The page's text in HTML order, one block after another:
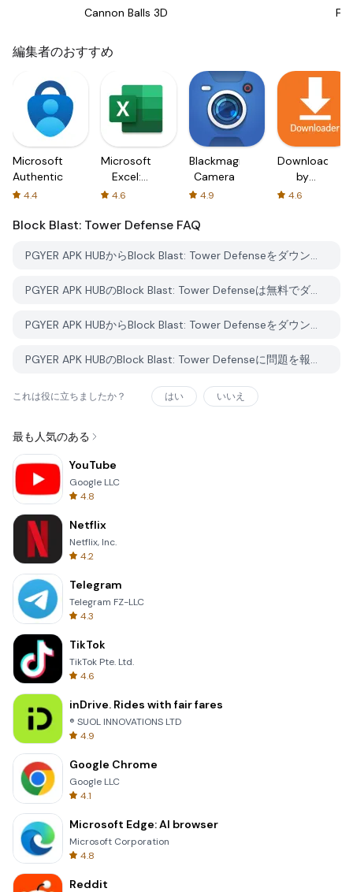
Cannon Balls 3D
編集者のおすすめ
Microsoft
Authenticator
4.4
Microsoft
Excel:
Spreadsheets
4.6
Blackmagic
Camera
4.9
Downloader
by
AFTVnews
4.6
Block Blast: Tower Defense FAQ
PGYER APK HUBからBlock Blast: Tower Defenseをダウンロードする方法は？
PGYER APK HUBのBlock Blast: Tower Defenseは無料でダウンロードできますか？
PGYER APK HUBからBlock Blast: Tower Defenseをダウンロードするにはアカウントが必要ですか？
PGYER APK HUBのBlock Blast: Tower Defenseに問題を報告する方法は？
これは役に立ちましたか？ はい いいえ
最も人気のある
YouTube
Google LLC
4.8
Netflix
Netflix, Inc.
4.2
Telegram
Telegram FZ-LLC
4.3
TikTok
TikTok Pte. Ltd.
4.6
inDrive. Rides with fair fares
® SUOL INNOVATIONS LTD
4.9
Google Chrome
Google LLC
4.1
Microsoft Edge: AI browser
Microsoft Corporation
4.8
Reddit